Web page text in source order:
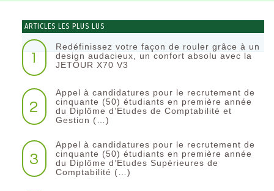
ARTICLES LES PLUS LUS
1
Redéfinissez votre façon de rouler grâce à un
design audacieux, un confort absolu avec la
JETOUR X70 V3
2
Appel à candidatures pour le recrutement de
cinquante (50) étudiants en première année
du Diplôme d’Etudes de Comptabilité et
Gestion (…)
3
Appel à candidatures pour le recrutement de
cinquante (50) étudiants en première année
du Diplôme d’Etudes Supérieures de
Comptabilité (…)